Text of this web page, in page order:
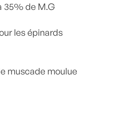
35% de M.G
les épinards
muscade moulue